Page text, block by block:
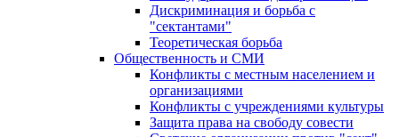
Дискриминация и борьба с
"сектантами"
Теоретическая борьба
Общественность и СМИ
Конфликты с местным населением и
организациями
Конфликты с учреждениями культуры
Защита права на свободу совести